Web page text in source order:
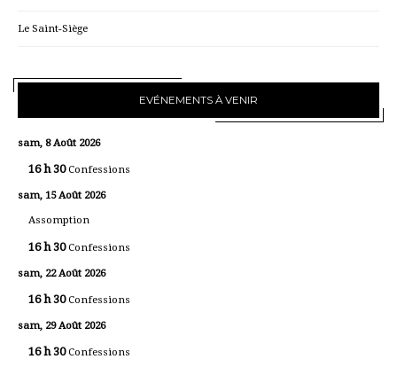
Le Saint-Siège
EVÉNEMENTS À VENIR
sam, 8 Août 2026
16 h 30Confessions
sam, 15 Août 2026
Assomption
16 h 30Confessions
sam, 22 Août 2026
16 h 30Confessions
sam, 29 Août 2026
16 h 30Confessions